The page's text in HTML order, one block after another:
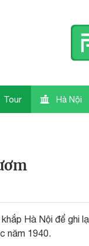
Tour Hà Nội
Hà Nội để ghi
năm 1940.